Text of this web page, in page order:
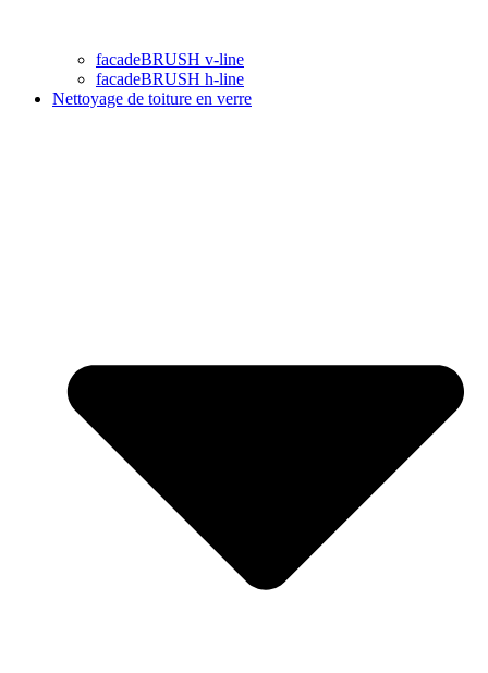
facadeBRUSH v-line
facadeBRUSH h-line
Nettoyage de toiture en verre